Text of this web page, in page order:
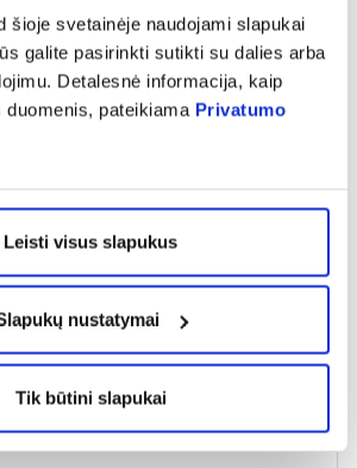
šioje svetainėje naudojami slapukai
galite pasirinkti sutikti su dalies arba
Detalesnė informacija, kaip
pateikiama Privatumo
Leisti visus slapukus
nustatymai
Tik būtini slapukai
5
gali palikti tik prekę įsigiję klientai